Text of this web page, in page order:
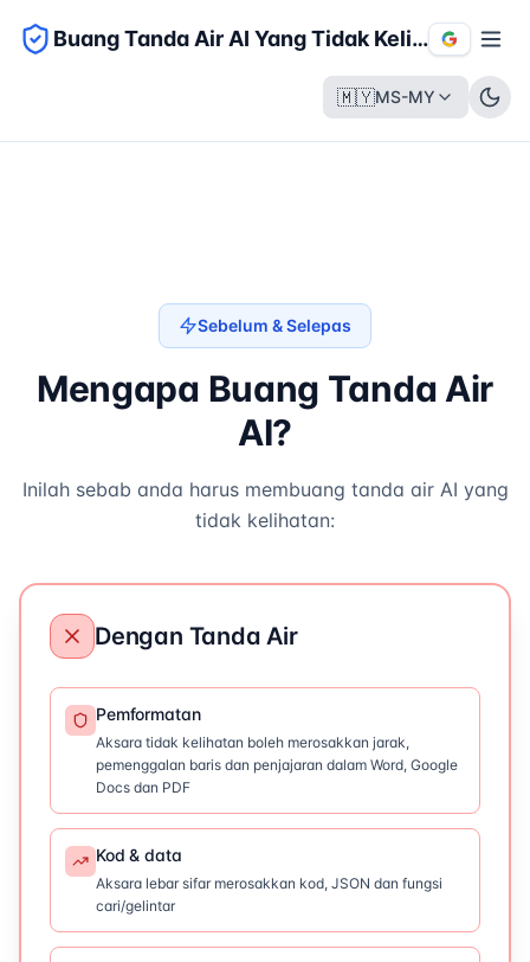
Buang Tanda Air AI Yang Tidak Kelihatan
🇲🇾MS-MY
Sebelum & Selepas
Mengapa Buang Tanda Air
AI?
Inilah sebab anda harus membuang tanda air AI yang
tidak kelihatan:
Dengan Tanda Air
Pemformatan
Aksara tidak kelihatan boleh merosakkan jarak,
pemenggalan baris dan penjajaran dalam Word, Google
Docs dan PDF
Kod & data
Aksara lebar sifar merosakkan kod, JSON dan fungsi
cari/gelintar